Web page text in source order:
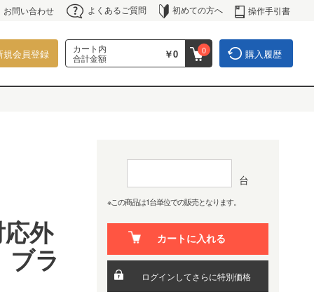
お問い合わせ よくあるご質問 初めての方へ 操作手引書
規会員登録
カート内
合計金額
￥0 0 購入履歴
外
ラ
台
※この商品は1台単位での販売となります。
カートに入れる
ログインしてさらに特別価格